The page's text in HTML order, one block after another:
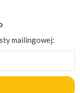
mailingowej: